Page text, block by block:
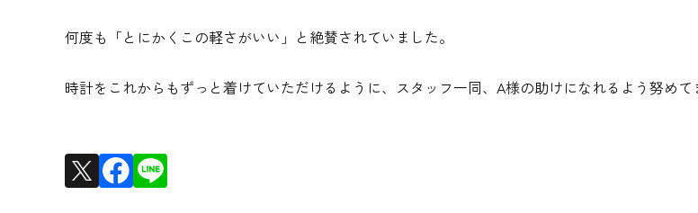
何度も「とにかくこの軽さがいい」と絶賛されていました。
時計をこれからもずっと着けていただけるように、スタッフ一同、A様の助けになれるよう努めて